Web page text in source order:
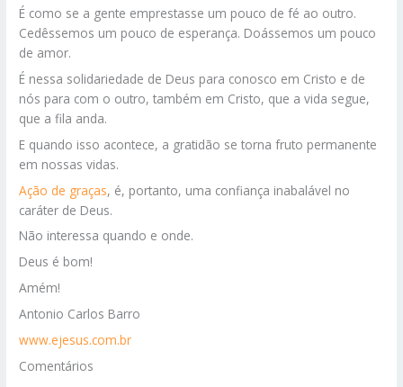
É como se a gente emprestasse um pouco de fé ao outro.
Cedêssemos um pouco de esperança. Doássemos um pouco
de amor.
É nessa solidariedade de Deus para conosco em Cristo e de
nós para com o outro, também em Cristo, que a vida segue,
que a fila anda.
E quando isso acontece, a gratidão se torna fruto permanente
em nossas vidas.
Ação de graças, é, portanto, uma confiança inabalável no
caráter de Deus.
Não interessa quando e onde.
Deus é bom!
Amém!
Antonio Carlos Barro
www.ejesus.com.br
Comentários